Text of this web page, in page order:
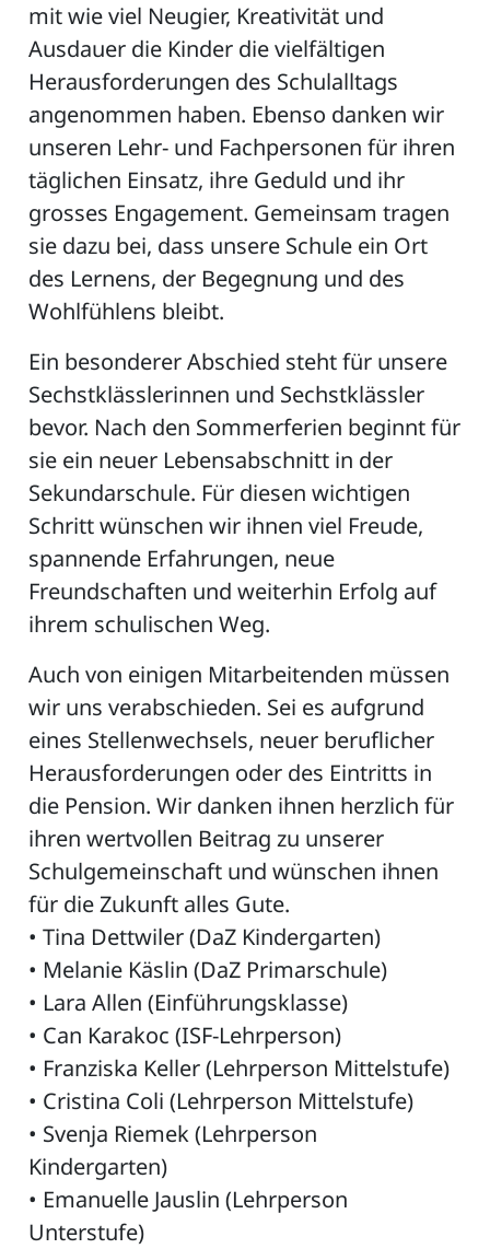
mit wie viel Neugier, Kreativität und
Ausdauer die Kinder die vielfältigen
Herausforderungen des Schulalltags
angenommen haben. Ebenso danken wir
unseren Lehr- und Fachpersonen für ihren
täglichen Einsatz, ihre Geduld und ihr
grosses Engagement. Gemeinsam tragen
sie dazu bei, dass unsere Schule ein Ort
des Lernens, der Begegnung und des
Wohlfühlens bleibt.
Ein besonderer Abschied steht für unsere
Sechstklässlerinnen und Sechstklässler
bevor. Nach den Sommerferien beginnt für
sie ein neuer Lebensabschnitt in der
Sekundarschule. Für diesen wichtigen
Schritt wünschen wir ihnen viel Freude,
spannende Erfahrungen, neue
Freundschaften und weiterhin Erfolg auf
ihrem schulischen Weg.
Auch von einigen Mitarbeitenden müssen
wir uns verabschieden. Sei es aufgrund
eines Stellenwechsels, neuer beruflicher
Herausforderungen oder des Eintritts in
die Pension. Wir danken ihnen herzlich für
ihren wertvollen Beitrag zu unserer
Schulgemeinschaft und wünschen ihnen
für die Zukunft alles Gute.
• Tina Dettwiler (DaZ Kindergarten)
• Melanie Käslin (DaZ Primarschule)
• Lara Allen (Einführungsklasse)
• Can Karakoc (ISF-Lehrperson)
• Franziska Keller (Lehrperson Mittelstufe)
• Cristina Coli (Lehrperson Mittelstufe)
• Svenja Riemek (Lehrperson
Kindergarten)
• Emanuelle Jauslin (Lehrperson
Unterstufe)